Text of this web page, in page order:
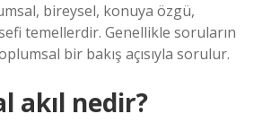
bireysel, konuya özgü,
temellerdir. Genellikle soruların
bir bakış açısıyla sorulur.
akıl nedir?